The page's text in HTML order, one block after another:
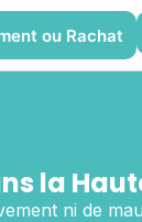
ou Rachat
la
ni de